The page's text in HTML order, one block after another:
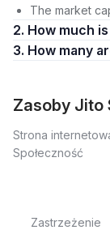
The market
2. How much
3.
Zasoby Jito
Strona
Społeczność
Zastrzeżenie